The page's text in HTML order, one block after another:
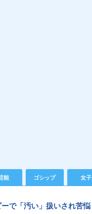
能 ゴシップ 女子
で「汚い」扱いされ苦悩